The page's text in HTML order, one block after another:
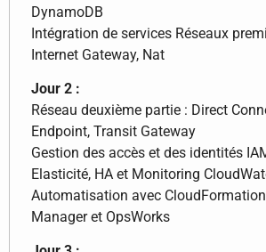
DynamoDB
Intégration de services Réseaux
Internet Gateway, Nat
Jour 2 :
Réseau deuxième partie : Direct
Endpoint, Transit Gateway
Gestion des accès et des identités
Elasticité, HA et Monitoring
Automatisation avec
Manager et OpsWorks